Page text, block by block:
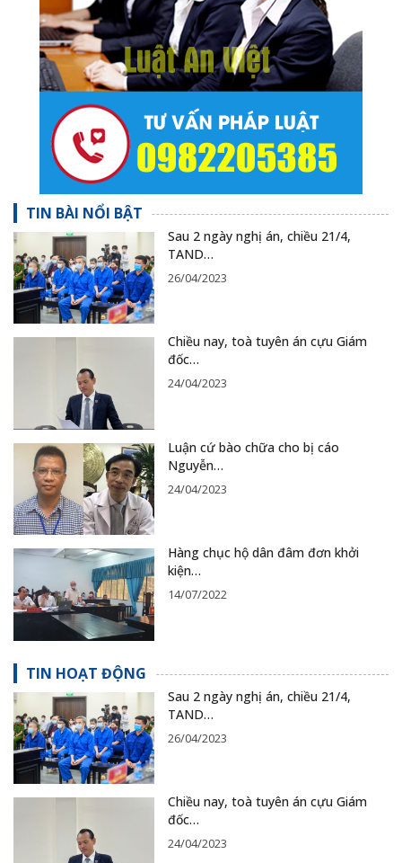
TIN BÀI NỔI BẬT
Sau 2 ngày nghị án, chiều 21/4,
TAND…
26/04/2023
Chiều nay, toà tuyên án cựu Giám
đốc…
24/04/2023
Luận cứ bào chữa cho bị cáo
Nguyễn…
24/04/2023
Hàng chục hộ dân đâm đơn khởi
kiện…
14/07/2022
TIN HOẠT ĐỘNG
Sau 2 ngày nghị án, chiều 21/4,
TAND…
26/04/2023
Chiều nay, toà tuyên án cựu Giám
đốc…
24/04/2023